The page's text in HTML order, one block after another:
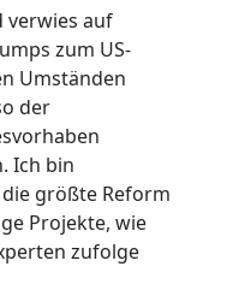
verwies auf
zum US-
Umständen
der
Ich bin
größte Reform
Projekte, wie
zufolge